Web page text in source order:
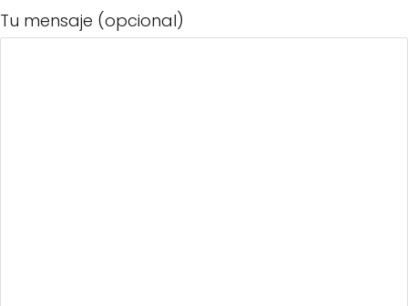
Tu mensaje (opcional)